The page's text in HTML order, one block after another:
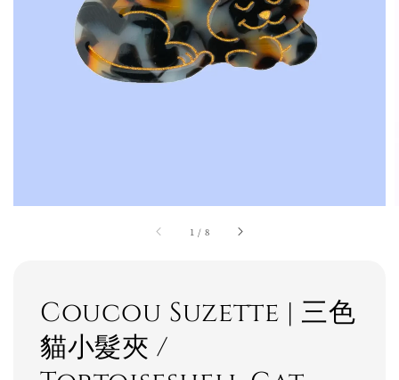
1 / 8
Coucou Suzette | 三色
貓小髮夾 /